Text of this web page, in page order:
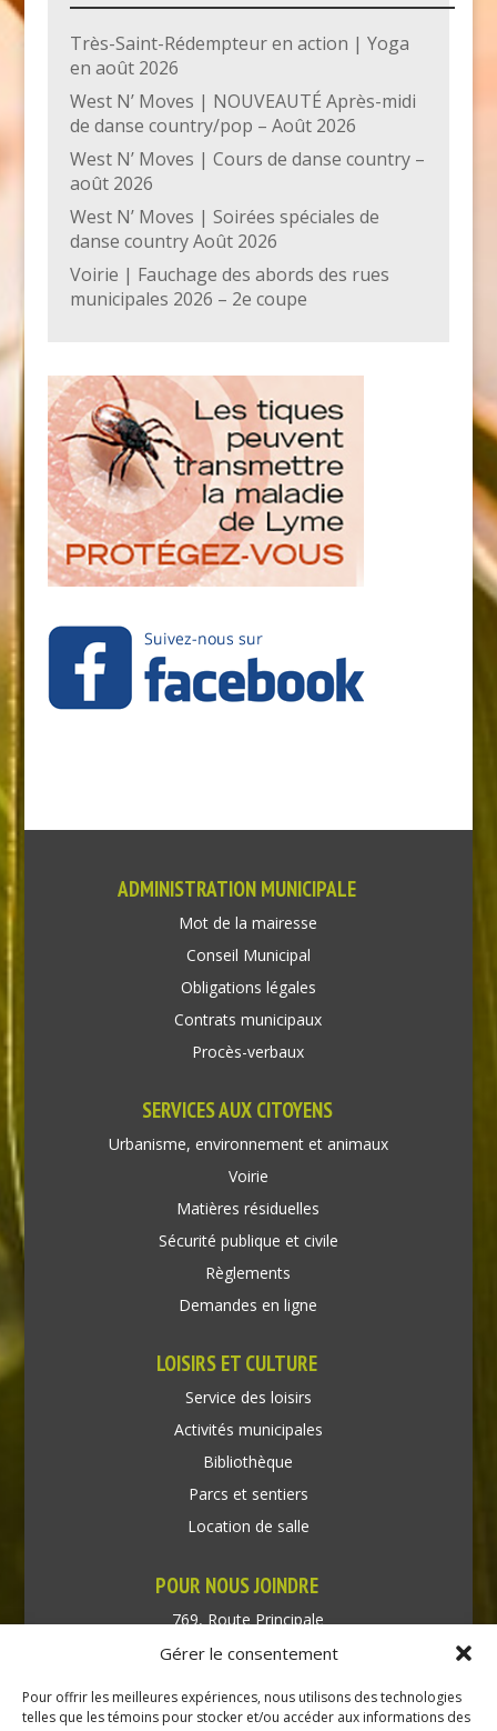
Gérer le consentement
Pour offrir les meilleures expériences, nous utilisons des technologies
telles que les témoins pour stocker et/ou accéder aux informations des
Très-Saint-Rédempteur en action | Yoga
en août 2026
West N’ Moves | NOUVEAUTÉ Après-midi
de danse country/pop – Août 2026
West N’ Moves | Cours de danse country –
août 2026
West N’ Moves | Soirées spéciales de
danse country Août 2026
Voirie | Fauchage des abords des rues
municipales 2026 – 2e coupe
ADMINISTRATION MUNICIPALE
Mot de la mairesse
Conseil Municipal
Obligations légales
Contrats municipaux
Procès-verbaux
SERVICES AUX CITOYENS
Urbanisme, environnement et animaux
Voirie
Matières résiduelles
Sécurité publique et civile
Règlements
Demandes en ligne
LOISIRS ET CULTURE
Service des loisirs
Activités municipales
Bibliothèque
Parcs et sentiers
Location de salle
POUR NOUS JOINDRE
769, Route Principale
Très-Saint-Rédempteur
Téléphone : (450) 451-5203